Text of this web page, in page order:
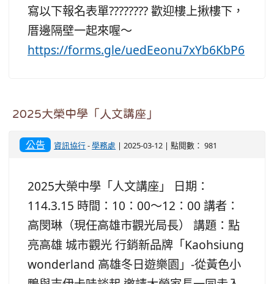
寫以下報名表單???????? 歡迎樓上揪樓下，
厝邊隔壁一起來喔～
https://forms.gle/uedEeonu7xYb6KbP6
2025大榮中學「人文講座」
公告 資訊協行-學務處 | 2025-03-12 | 點閱數： 981
2025大榮中學「人文講座」 日期：
114.3.15 時間：10：00～12：00 講者：
高閔琳（現任高雄市觀光局長） 講題：點
亮高雄 城市觀光 行銷新品牌「Kaohsiung
wonderland 高雄冬日遊樂園」-從黃色小